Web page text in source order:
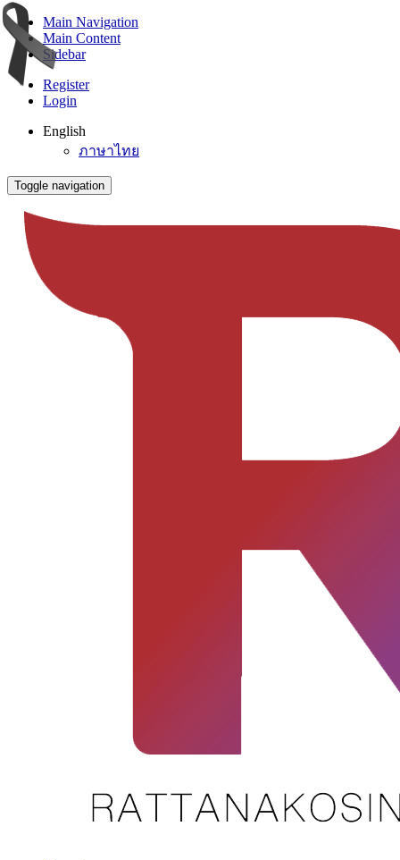
Main Navigation
Main Content
Sidebar
Register
Login
English
ภาษาไทย
Toggle navigation